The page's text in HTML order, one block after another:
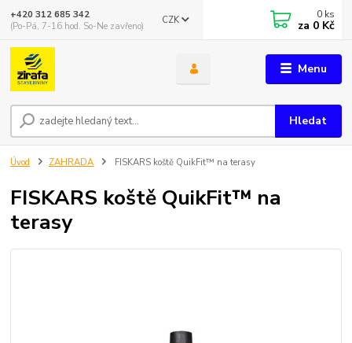
Menu
CZK
Hledat
+420 312 685 342
(Po-Pá, 7-16 hod. So-Ne zavřeno)
0 ks
za 0 Kč
Úvod ZAHRADA FISKARS koště QuikFit™ na terasy
FISKARS koště QuikFit™ na
terasy